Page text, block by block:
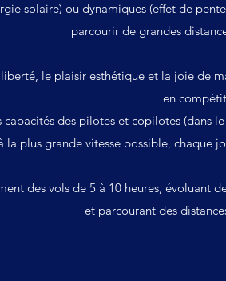
solaire) ou dynamiques (effet de pente
parcourir de grandes
le plaisir esthétique et la joie de
en
des pilotes et copilotes (dans
la plus grande vitesse possible, chaque
des vols de 5 à 10 heures, évoluant
et parcourant des